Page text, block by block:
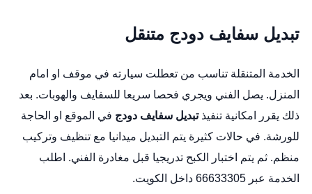
تبديل سفايف دودج متنقل
الخدمة المتنقلة تناسب من تعطلت سيارته في موقف او امام
المنزل. يصل الفني ويجري فحصا سريعا للسفايف والهوبات. بعد
ذلك يقرر امكانية تنفيذتبديل سفايف دودج في الموقع او الحاجة
للورشة. في حالات كثيرة يتم التبديل ميدانيا مع تنظيف وتركيب
منظم. ثم يتم اختبار الكبح تدريجيا قبل مغادرة الفني. اطلب
الخدمة عبر 66633305 داخل الكويت.